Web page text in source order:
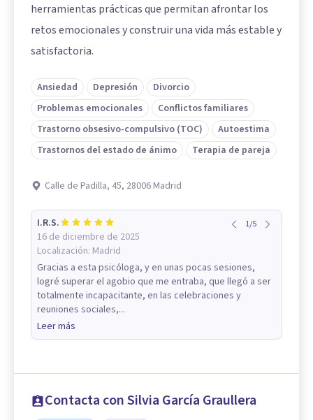
herramientas prácticas que permitan afrontar los
retos emocionales y construir una vida más estable y
satisfactoria.
Ansiedad Depresión
Divorcio
Problemas emocionales
Conflictos familiares
Trastorno obsesivo-compulsivo (TOC)
Autoestima
Trastornos del estado de ánimo
Terapia de pareja
Calle de Padilla, 45, 28006 Madrid
I.R.S.
16 de diciembre de 2025
Localización: Madrid
1/5
Gracias a esta psicóloga, y en unas pocas sesiones,
logré superar el agobio que me entraba, que llegó a ser
totalmente incapacitante, en las celebraciones y
reuniones sociales,...
Leer más
Contacta con Silvia García Graullera